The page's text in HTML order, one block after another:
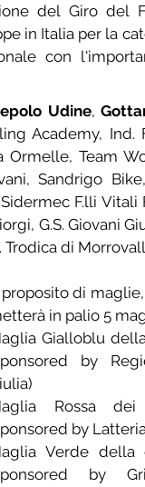
del Giro del
in Italia per la
con
Udine,
Academy, Ind.
Team
Sandrigo
F.lli Vitali
G.S. Giovani
Trodica di
proposito di
in palio 5
Gialloblu
by
Rossa
by
Verde della
by